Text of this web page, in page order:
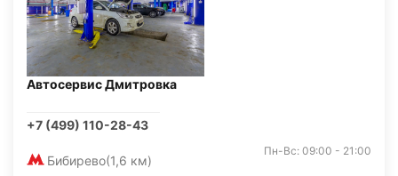
Автосервис Дмитровка
+7 (499) 110-28-43
Бибирево(1,6 км)
Пн-Вс: 09:00 - 21:00